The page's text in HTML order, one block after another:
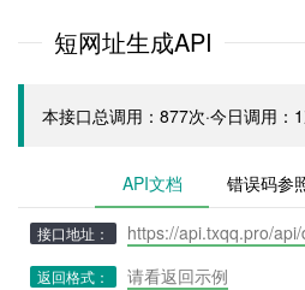
短网址生成API
本接口总调用：877次·今日调用：
API文档 错误码参
接口地址： https://api.txqq.pro/
返回格式： 请看返回示例